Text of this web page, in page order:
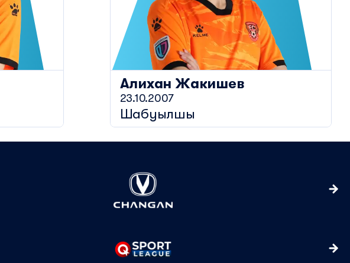
Алихан Жакишев
23.10.2007
Шабуылшы